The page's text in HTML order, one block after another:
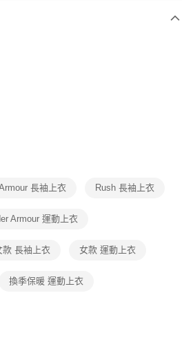
後，再付款。
程】
先享後付」後，將跳轉至「AFTEE先享後付」
到繳費通知簡訊。
內，點擊此簡訊中的連結，可透過四大超商／
進行付款，方視為交易完成。
先享後付 」之結帳頁面顯示為準，若有關於
欲退款等相關疑問，請聯繫「AFTEE先享後付
support/home
公司提供之「AFTEE先享後付」服務完成之交
司。
得法定代理人或監護人之同意方可使用
時，將依據個別帳號之用戶狀況，依本公司即
含以上)免運費
含以上)免運費
含以上)免運費
長袖上衣 Rush 長袖上衣
Armour 運動上衣
款 長袖上衣 女款 運動上衣
換季保暖 運動上衣